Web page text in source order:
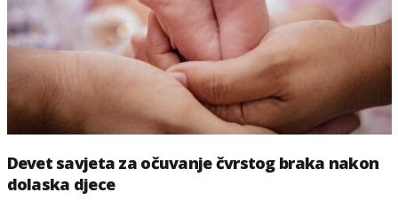
Devet savjeta za očuvanje čvrstog braka nakon
dolaska djece